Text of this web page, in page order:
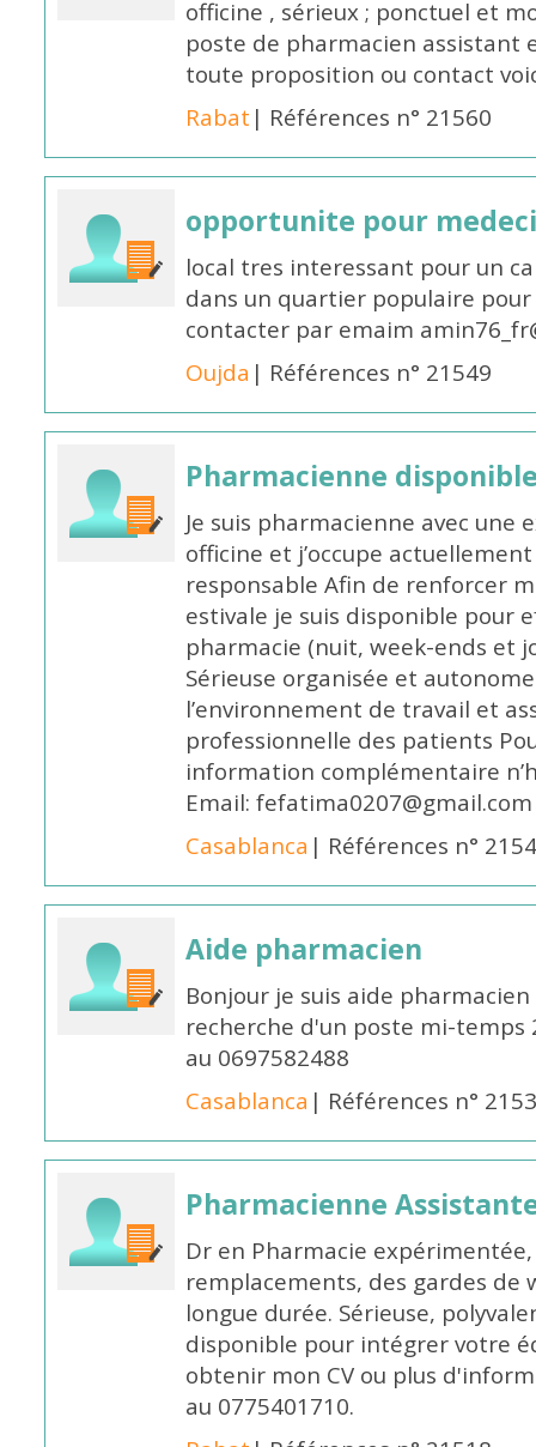
officine , sérieux ; ponctuel et
poste de pharmacien
toute proposition ou contact
Rabat | Références n° 21560
opportunite pour
local tres interessant pour un
dans un quartier populaire
contacter par emaim
Oujda | Références n° 21549
Pharmacienne
Je suis pharmacienne avec
officine et j’occupe
responsable Afin de renforcer
estivale je suis disponible pour
pharmacie (nuit, week-ends et
Sérieuse organisée et
l’environnement de travail et
professionnelle des patients
information complémentaire
Email: fefatima0207@gmail.com
Casablanca | Références n°
Aide pharmacien
Bonjour je suis aide
recherche d'un poste mi-temps
au 0697582488
Casablanca | Références n°
Pharmacienne
Dr en Pharmacie
remplacements, des gardes de
longue durée. Sérieuse,
disponible pour intégrer votre
obtenir mon CV ou plus
au 0775401710.